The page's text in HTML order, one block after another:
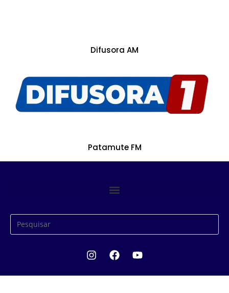
Difusora AM
Patamute FM